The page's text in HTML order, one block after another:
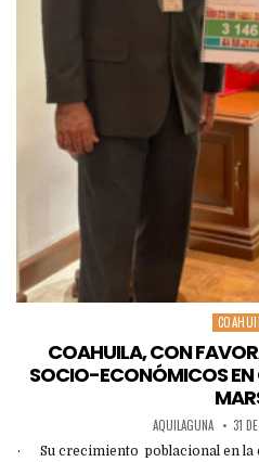
Posted
in
COAHUILA, CON
SOCIO-ECONÓMICOS EN
AQUILAGUNA 31
· Su crecimiento poblacional en la